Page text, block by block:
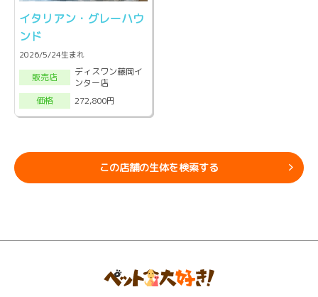
イタリアン・グレーハウ
ンド
2026/5/24生まれ
販売店
ディスワン藤岡イ
ンター店
価格
272,800円
この店舗の生体を検索する